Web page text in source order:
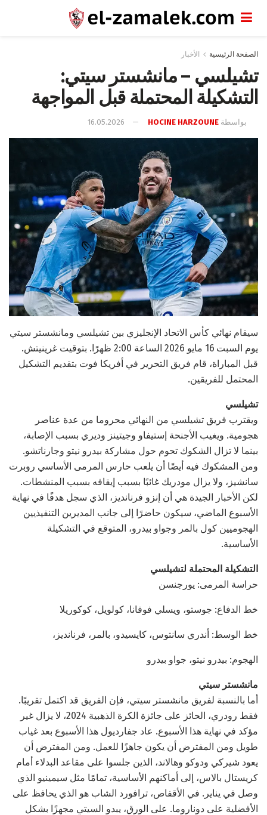
الصفحة الرئيسية الأخبار
تشيلسي – مانشستر سيتي:
التشكيلة المحتملة قبل المواجهة
بواسطة HOCINE HARZOUNE
16.05.2026
سيقام نهائي كأس الاتحاد الإنجليزي بين تشيلسي ومانشستر سيتي
يوم السبت 16 مايو 2026 الساعة 2:00 ظهرًا. بتوقيت غرينيتش.
قبل المباراة، قام فريق التحرير في أفريكا فوت بتقديم التشكيل
المحتمل للفريقين.
تشيلسي
ويقترب فريق تشيلسي من النهائي محروما من عدة عناصر
هجومية. ويغيب الأجنحة إستيفاو وجيتينز وديري بسبب الإصابة،
بينما لا تزال الشكوك تحوم حول مشاركة بيدرو نيتو وجارناتشو.
ومن المشكوك فيه أيضًا أن يلعب حارس المرمى الأساسي روبرت
سانشيز، ولا يزال مودريك غائبًا بسبب إيقافه بسبب المنشطات.
لكن الأخبار الجيدة هي أن إنزو فرنانديز، الذي سجل هدفًا في نهاية
الأسبوع الماضي، سيكون حاضرًا إلى جانب المديرين التنفيذيين
الهجوميين كول بالمر وجواو بيدرو، المتوقع في التشكيلة
الأساسية.
التشكيلة المحتملة لتشيلسي
حراسة المرمى: يورجنسن
خط الدفاع: جوستو، ويسلي فوفانا، كولويل، كوكوريلا
خط الوسط: أندري سانتوس، كايسيدو، بالمر، فرنانديز،
الهجوم: بيدرو نيتو، جواو بيدرو
مانشستر سيتي
أما بالنسبة لفريق مانشستر سيتي، فإن الفريق قد اكتمل تقريبًا.
فقط رودري، الحائز على جائزة الكرة الذهبية 2024، لا يزال غير
مؤكد في نهاية هذا الأسبوع. عاد جفارديول هذا الأسبوع بعد غياب
طويل ومن المفترض أن يكون جاهزًا للعمل. ومن المفترض أن
يعود شيركي ودوكو وهالاند، الذين جلسوا على مقاعد البدلاء أمام
كريستال بالاس، إلى أماكنهم الأساسية، تمامًا مثل سيمينيو الذي
وصل في يناير. في الأقفاص، ترافورد الشاب هو الذي يحافظ على
الأفضلية على دوناروما. على الورق، يبدو السيتي مجهزًا بشكل